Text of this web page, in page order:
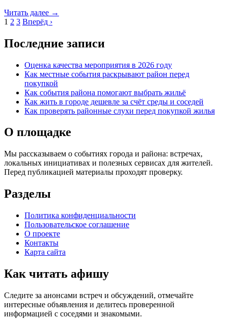
Читать далее →
1 2 3 Вперёд ›
Последние записи
Оценка качества мероприятия в 2026 году
Как местные события раскрывают район перед
покупкой
Как события района помогают выбрать жильё
Как жить в городе дешевле за счёт среды и соседей
Как проверять районные слухи перед покупкой жилья
О площадке
Мы рассказываем о событиях города и района: встречах,
локальных инициативах и полезных сервисах для жителей.
Перед публикацией материалы проходят проверку.
Разделы
Политика конфиденциальности
Пользовательское соглашение
О проекте
Контакты
Карта сайта
Как читать афишу
Следите за анонсами встреч и обсуждений, отмечайте
интересные объявления и делитесь проверенной
информацией с соседями и знакомыми.